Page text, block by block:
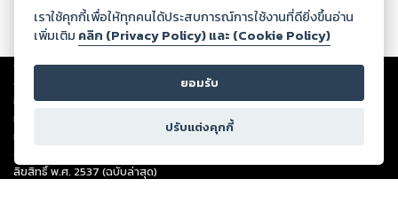
Copyright ©2026Storylog Co., Ltd. - สตอรี่ล็อกขอสงวนสิทธิ์ไม่รับผิดชอบ
ต่อผลงานหรือเนื้อหาใดที่อัปโหลดผ่านเว็บไซต์และปรากฏว่าละเมิดสิทธิใน
ทรัพย์สินทางปัญญาของบุคคลอื่นหรือขัดต่อกฎหมายและศีลธรรม ดังนั้น ผู้อ่าน
ทุกท่านโปรดใช้วิจารณญาณในการกลั่นกรองด้วยตนเอง และหากท่านพบว่าส่วน
หนึ่งส่วนใดขัดต่อกฎหมายและศีลธรรม กรุณาแจ้งมายังบริษัท เพื่อทีมงานจะได้
ดำเนินการในทันที ทั้งนี้ ทางสตอรี่ล็อกขอสงวนลิขสิทธิ์ตามพระราชบัญญัติ
ลิขสิทธิ์ พ.ศ. 2537 (ฉบับล่าสุด)
เราใช้คุกกี้เพื่อให้ทุกคนได้ประสบการณ์การใช้งานที่ดียิ่งขึ้นอ่าน
เพิ่มเติม คลิก (Privacy Policy) และ (Cookie Policy)
ยอมรับ
ปรับแต่งคุกกี้